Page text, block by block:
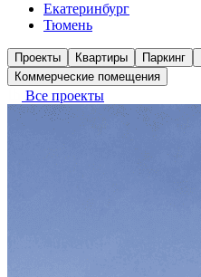
Екатеринбург
Тюмень
Проекты Квартиры Паркинг
Коммерческие помещения
Все проекты